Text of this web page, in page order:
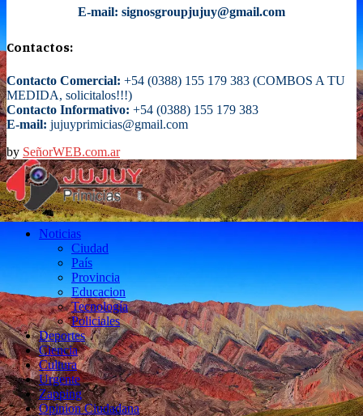
E-mail: signosgroupjujuy@gmail.com
Contactos:
Contacto Comercial: +54 (0388) 155 179 383 (COMBOS A TU
MEDIDA, solicitalos!!!)
Contacto Informativo: +54 (0388) 155 179 383
E-mail: jujuyprimicias@gmail.com
by SeñorWEB.com.ar
Facebook
Twitter
Instagram
Email
Noticias
Ciudad
País
Provincia
Educacion
Tecnología
Policiales
Deportes
Ciencia
Cultura
Urgente
Zapping
Opinion Ciudadana